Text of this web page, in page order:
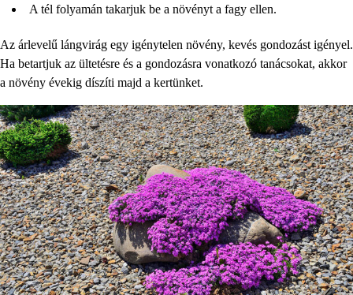
A tél folyamán takarjuk be a növényt a fagy ellen.
Az árlevelű lángvirág egy igénytelen növény, kevés gondozást igényel.
Ha betartjuk az ültetésre és a gondozásra vonatkozó tanácsokat, akkor
a növény évekig díszíti majd a kertünket.